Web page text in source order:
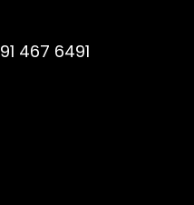
91 467 6491